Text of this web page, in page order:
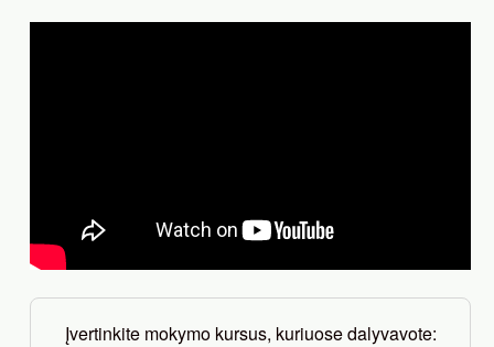
Įvertinkite mokymo kursus, kuriuose dalyvavote: